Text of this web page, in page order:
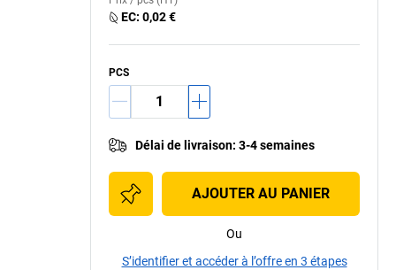
EC: 0,02 €
PCS
Délai de livraison: 3-4 semaines
AJOUTER AU PANIER
Ou
S’identifier et accéder à l’offre en 3 étapes